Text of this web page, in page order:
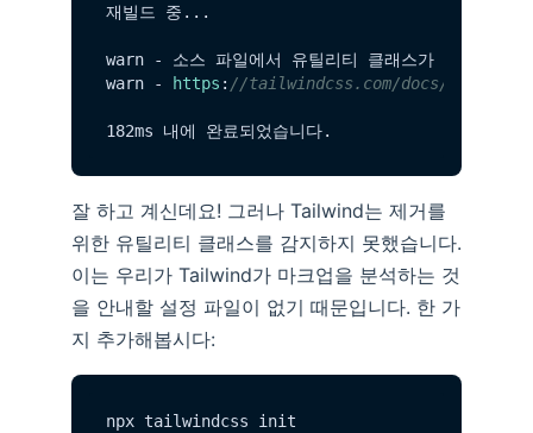
재빌드 중...
warn - 소스 파일에서 유틸리티 클래스가 감지되지
warn - https : //tailwindcss.com/docs/content-
잘 하고 계신데요! 그러나 Tailwind는 제거를
위한 유틸리티 클래스를 감지하지 못했습니다.
이는 우리가 Tailwind가 마크업을 분석하는 것
을 안내할 설정 파일이 없기 때문입니다. 한 가
지 추가해봅시다:
npx tailwindcss init